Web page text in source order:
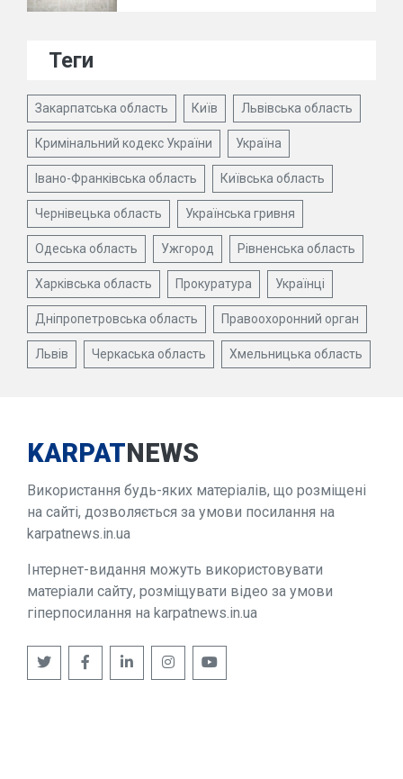
Теги
Закарпатська область Київ Львівська область
Кримінальний кодекс України Україна
Івано-Франківська область Київська область
Чернівецька область Українська гривня
Одеська область Ужгород Рівненська область
Харківська область Прокуратура Українці
Дніпропетровська область Правоохоронний орган
Львів Черкаська область Хмельницька область
KARPATNEWS
Використання будь-яких матеріалів, що розміщені
на сайті, дозволяється за умови посилання на
karpatnews.in.ua
Інтернет-видання можуть використовувати
матеріали сайту, розміщувати відео за умови
гіперпосилання на karpatnews.in.ua